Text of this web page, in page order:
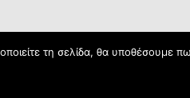
τη σελίδα, θα υποθέσουμε